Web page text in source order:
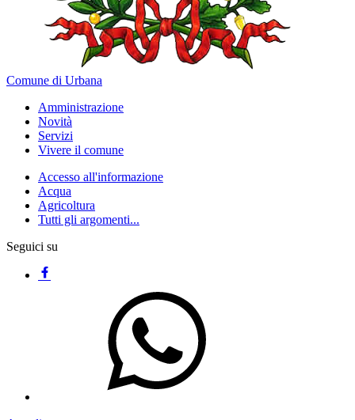
Comune di Urbana
Amministrazione
Novità
Servizi
Vivere il comune
Accesso all'informazione
Acqua
Agricoltura
Tutti gli argomenti...
Seguici su